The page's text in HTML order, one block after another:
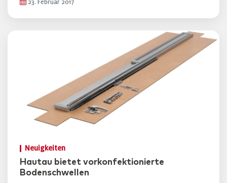
23. Februar 2017
Neuigkeiten
Hautau bietet vorkonfektionierte
Bodenschwellen